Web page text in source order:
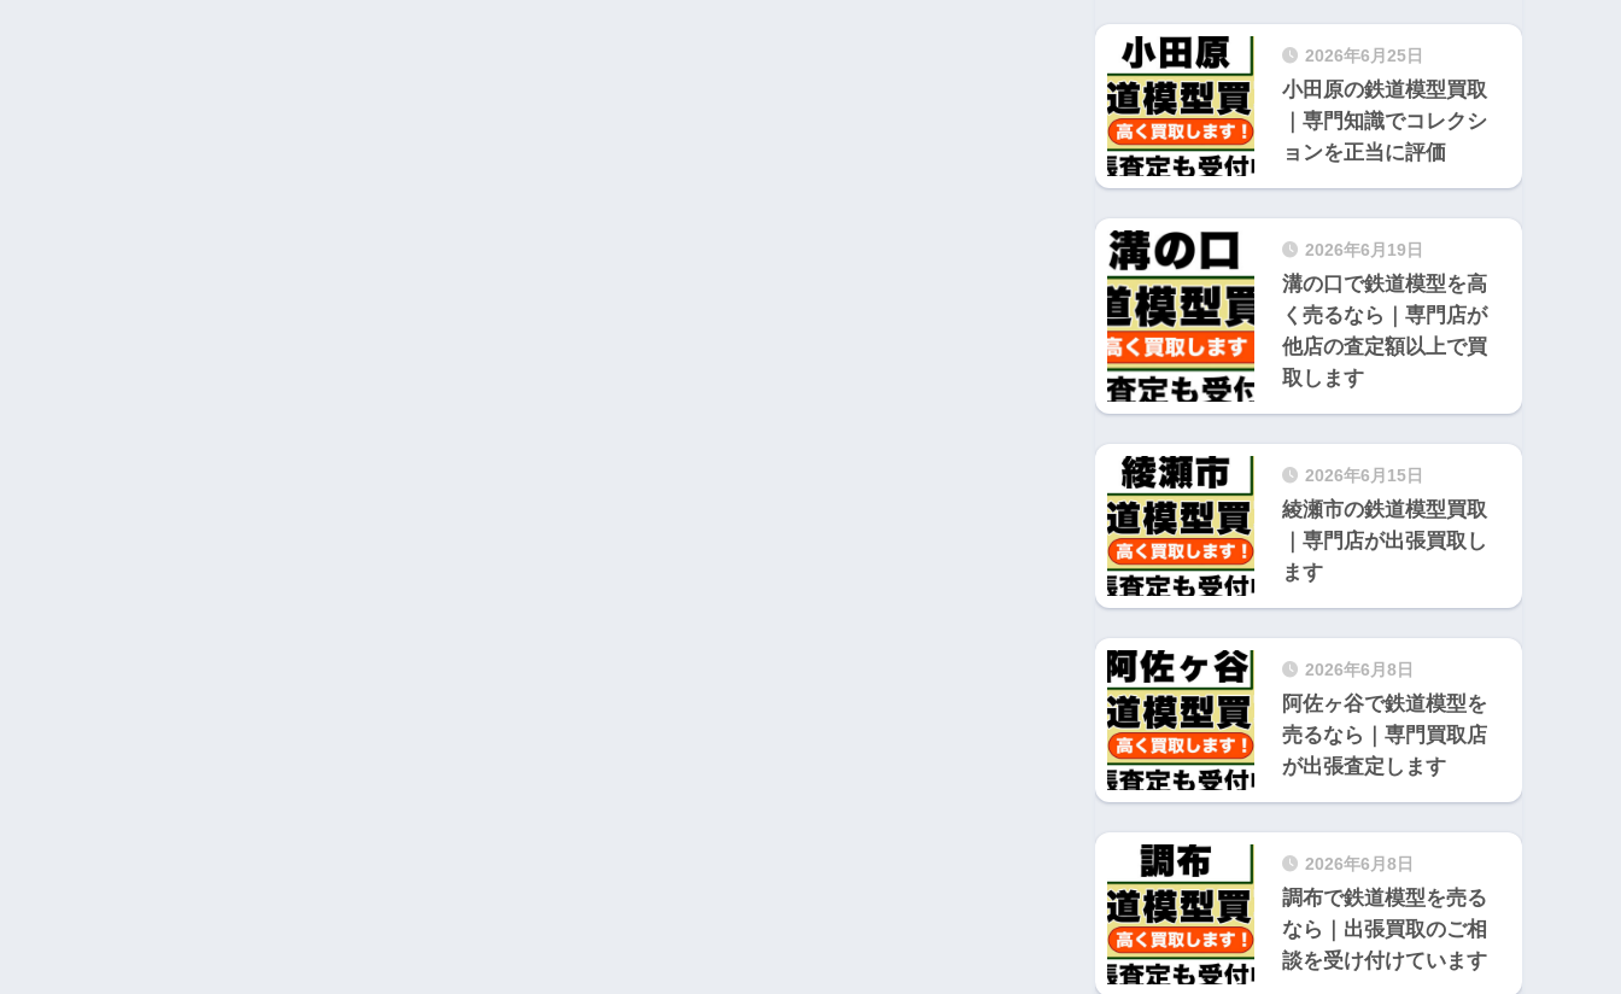
2026年6月25日
小田原の鉄道模型買取
｜専門知識でコレクシ
ョンを正当に評価
2026年6月19日
溝の口で鉄道模型を高
く売るなら｜専門店が
他店の査定額以上で買
取します
2026年6月15日
綾瀬市の鉄道模型買取
｜専門店が出張買取し
ます
2026年6月8日
阿佐ヶ谷で鉄道模型を
売るなら｜専門買取店
が出張査定します
2026年6月8日
調布で鉄道模型を売る
なら｜出張買取のご相
談を受け付けています